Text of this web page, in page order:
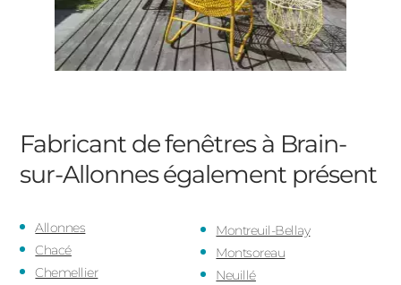
Fabricant de fenêtres à Brain-
sur-Allonneségalement présent
Allonnes
Chacé
Chemellier
Montreuil-Bellay
Montsoreau
Neuillé